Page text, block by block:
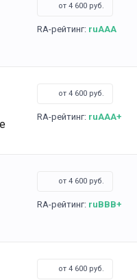
от 4 600 руб.
RA-рейтинг: ruAAA
от 4 600 руб.
RA-рейтинг: ruAAA+
от 4 600 руб.
RA-рейтинг: ruBBB+
от 4 600 руб.